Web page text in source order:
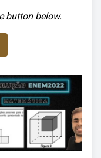
button below.